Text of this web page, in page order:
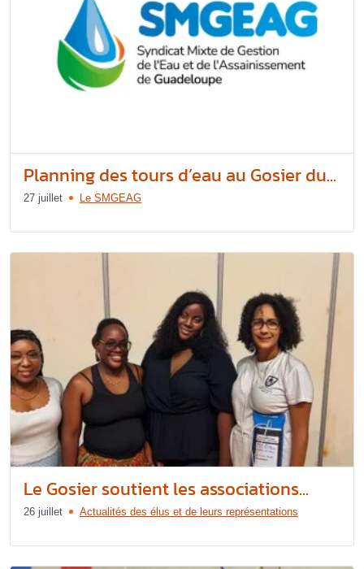
Planning des tours d’eau au Gosier du...
27 juillet Le SMGEAG
Le Gosier soutient les associations...
26 juillet Actualités des élus et de leurs représentations